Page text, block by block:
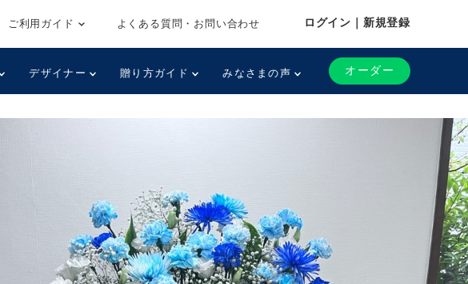
ご利用ガイド よくある質問・お問い合わせ ログイン｜新規登録
デザイナー 贈り方ガイド みなさまの声 オーダー